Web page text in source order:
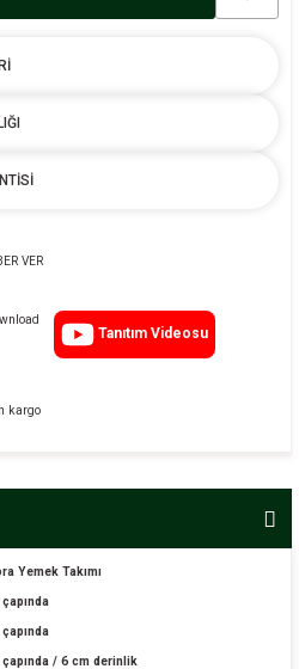
VER
Tanıtım Videosu
kargo
Yemek Takımı
/ 6 cm derinlik